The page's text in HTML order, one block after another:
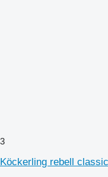
3
Köckerling rebell